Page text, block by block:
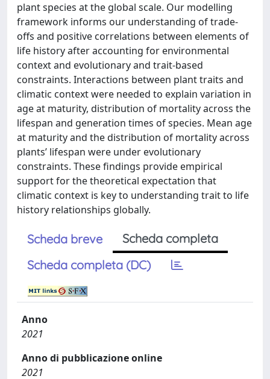
plant species at the global scale. Our modelling
framework informs our understanding of trade-
offs and positive correlations between elements of
life history after accounting for environmental
context and evolutionary and trait-based
constraints. Interactions between plant traits and
climatic context were needed to explain variation in
age at maturity, distribution of mortality across the
lifespan and generation times of species. Mean age
at maturity and the distribution of mortality across
plants’ lifespan were under evolutionary
constraints. These findings provide empirical
support for the theoretical expectation that
climatic context is key to understanding trait to life
history relationships globally.
Scheda breve
Scheda completa
Scheda completa (DC)
Anno
2021
Anno di pubblicazione online
2021